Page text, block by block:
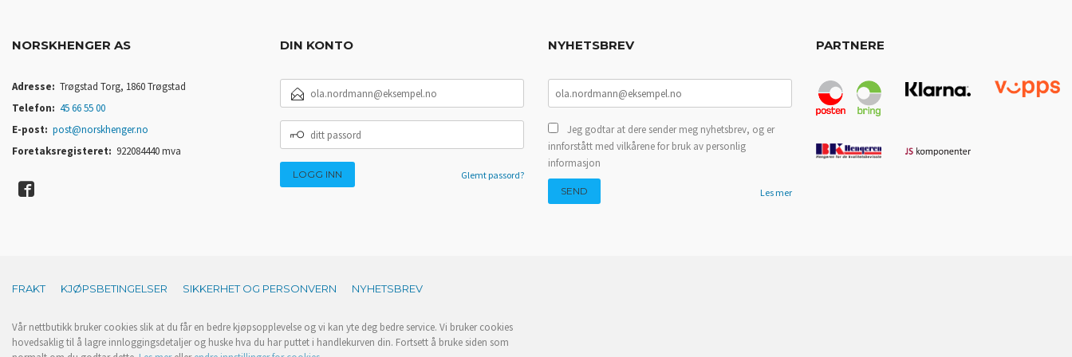
NORSKHENGER AS
Adresse: Trøgstad Torg, 1860 Trøgstad
Telefon: 45 66 55 00
E-post: post@norskhenger.no
Foretaksregisteret: 922084440 mva
DIN KONTO
POSTADRESSE
PASSORD
Glemt passord?
NYHETSBREV
Jeg godtar at dere sender meg nyhetsbrev, og er
innforstått med vilkårene for bruk av personlig
informasjon
Les mer
PARTNERE
FRAKT KJØPSBETINGELSER SIKKERHET OG PERSONVERN NYHETSBREV
Vår nettbutikk bruker cookies slik at du får en bedre kjøpsopplevelse og vi kan yte deg bedre service. Vi bruker cookies
hovedsaklig til å lagre innloggingsdetaljer og huske hva du har puttet i handlekurven din. Fortsett å bruke siden som